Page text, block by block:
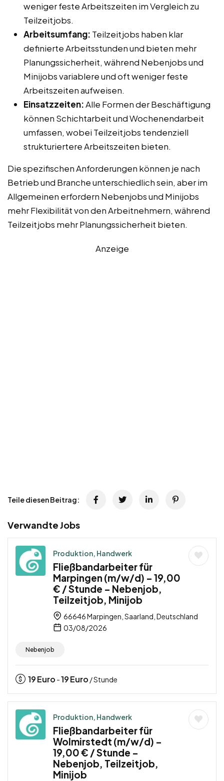
weniger feste Arbeitszeiten im Vergleich zu
Teilzeitjobs.
Arbeitsumfang: Teilzeitjobs haben klar
definierte Arbeitsstunden und bieten mehr
Planungssicherheit, während Nebenjobs und
Minijobs variablere und oft weniger feste
Arbeitszeiten aufweisen.
Einsatzzeiten:Alle Formen der Beschäftigung
können Schichtarbeit und Wochenendarbeit
umfassen, wobei Teilzeitjobs tendenziell
strukturiertere Arbeitszeiten bieten.
Die spezifischen Anforderungen können je nach
Betrieb und Branche unterschiedlich sein, aber im
Allgemeinen erfordern Nebenjobs und Minijobs
mehr Flexibilität von den Arbeitnehmern, während
Teilzeitjobs mehr Planungssicherheit bieten.
Anzeige
Teile diesen Beitrag:
Verwandte Jobs
Produktion, Handwerk
Fließbandarbeiter für
Marpingen (m/w/d) – 19,00
€ / Stunde – Nebenjob,
Teilzeitjob, Minijob
66646 Marpingen, Saarland, Deutschland
03/08/2026
Nebenjob
19Euro -19Euro / Stunde
Produktion, Handwerk
Fließbandarbeiter für
Wolmirstedt (m/w/d) –
19,00 € / Stunde –
Nebenjob, Teilzeitjob,
Minijob